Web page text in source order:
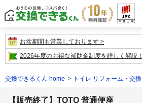
お盆期間も営業しております
2026年度のお得な補助金制度を詳しく解説！
交換できるくん home トイレ リフォーム・交換
【販売終了】TOTO 普通便座